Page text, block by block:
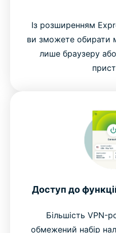
Із розширенням
ви зможете обирати
лише браузеру
Доступ до
Більшість VPN-
обмежений набір